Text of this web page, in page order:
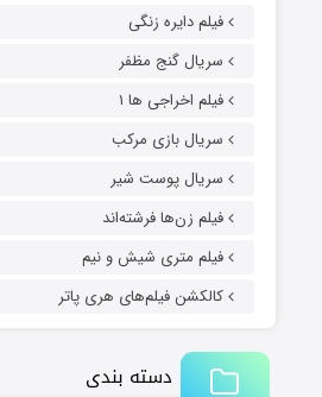
فیلم دایره زنگی
سریال گنج مظفر
فیلم اخراجی ها ۱
سریال بازی مرکب
سریال پوست شیر
فیلم زن‌ها فرشته‌اند
فیلم متری شیش و نیم
کالکشن فیلم‌های هری پاتر
دسته بندی